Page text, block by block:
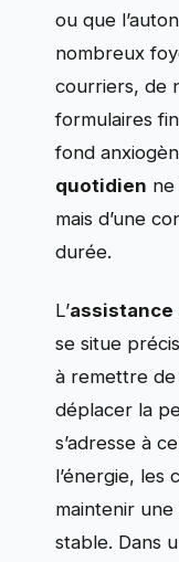
ou que
nombreux
courriers, de
formulaires
fond
quotidien ne
mais d’une
durée.
L’
se situe
à remettre de
déplacer la
s’adresse à
l’énergie, les
maintenir une
stable. Dans